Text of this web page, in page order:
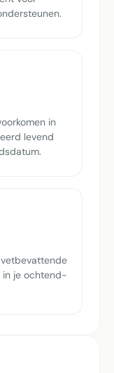
in
levend
in je ochtend-